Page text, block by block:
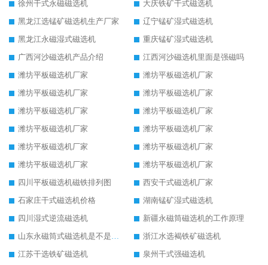
徐州干式永磁磁选机
大庆铁矿干式磁选机
黑龙江选锰矿磁选机生产厂家
辽宁锰矿湿式磁选机
黑龙江永磁湿式磁选机
重庆锰矿湿式磁选机
广西河沙磁选机产品介绍
江西河沙磁选机里面是强磁吗
潍坊平板磁选机厂家
潍坊平板磁选机厂家
潍坊平板磁选机厂家
潍坊平板磁选机厂家
潍坊平板磁选机厂家
潍坊平板磁选机厂家
潍坊平板磁选机厂家
潍坊平板磁选机厂家
潍坊平板磁选机厂家
潍坊平板磁选机厂家
潍坊平板磁选机厂家
潍坊平板磁选机厂家
四川平板磁选机磁铁排列图
西安干式磁选机厂家
石家庄干式磁选机价格
湖南锰矿湿式磁选机
四川湿式逆流磁选机
新疆永磁筒磁选机的工作原理
山东永磁筒式磁选机是不是强磁
浙江水选褐铁矿磁选机
江苏干选铁矿磁选机
泉州干式强磁选机